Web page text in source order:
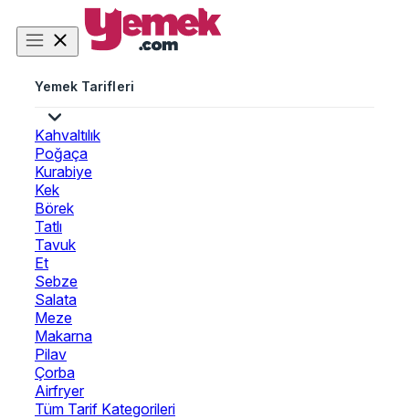
Yemek Tarifleri
Kahvaltılık
Poğaça
Kurabiye
Kek
Börek
Tatlı
Tavuk
Et
Sebze
Salata
Meze
Makarna
Pilav
Çorba
Airfryer
Tüm Tarif Kategorileri